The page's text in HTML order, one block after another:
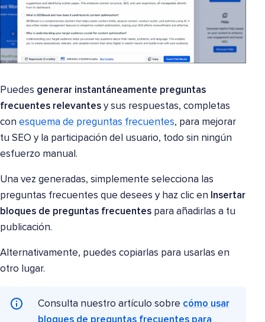
Puedes generar instantáneamente preguntas
frecuentes relevantes y sus respuestas, completas
con esquema de preguntas frecuentes, para mejorar
tu SEO y la participación del usuario, todo sin ningún
esfuerzo manual.
Una vez generadas, simplemente selecciona las
preguntas frecuentes que desees y haz clic en Insertar
bloques de preguntas frecuentes para añadirlas a tu
publicación.
Alternativamente, puedes copiarlas para usarlas en
otro lugar.
Consulta nuestro artículo sobre cómo usar
bloques de preguntas frecuentes para